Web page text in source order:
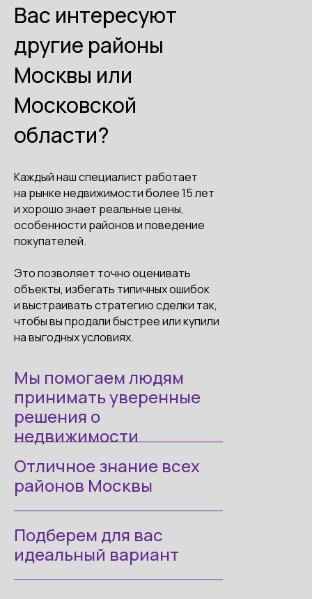
Вас интересуют
другие районы
Москвы или
Московской
области?
Каждый наш специалист работает
на рынке недвижимости более 15 лет
и хорошо знает реальные цены,
особенности районов и поведение
покупателей.
Это позволяет точно оценивать
объекты, избегать типичных ошибок
и выстраивать стратегию сделки так,
чтобы вы продали быстрее или купили
на выгодных условиях.
Отличное знание всех
районов Москвы
Мы помогаем людям
принимать уверенные
решения о
недвижимости
Подберем для вас
идеальный вариант